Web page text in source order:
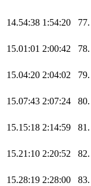
14.54:38 1:54:20 77.
15.01:01 2:00:42 78.
15.04:20 2:04:02 79.
15.07:43 2:07:24 80.
15.15:18 2:14:59 81.
15.21:10 2:20:52 82.
15.28:19 2:28:00 83.